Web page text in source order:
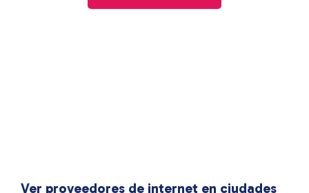
Ver proveedores de internet en ciudades